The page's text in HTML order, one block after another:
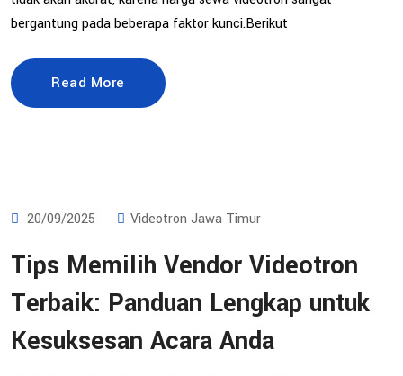
bergantung pada beberapa faktor kunci.Berikut
Read More
20/09/2025 Videotron Jawa Timur
Tips Memilih Vendor Videotron
Terbaik: Panduan Lengkap untuk
Kesuksesan Acara Anda